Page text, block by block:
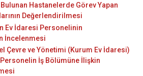
Hastanelerde Görev Yapan
Değerlendirilmesi
Ev İdaresi Personelinin
İncelenmesi
Çevre ve Yönetimi (Kurum Ev İdaresi)
İş Bölümüne İlişkin